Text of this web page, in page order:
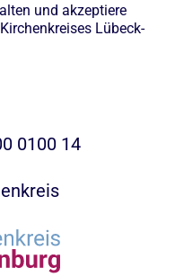
und akzeptiere
Lübeck-
0100 14